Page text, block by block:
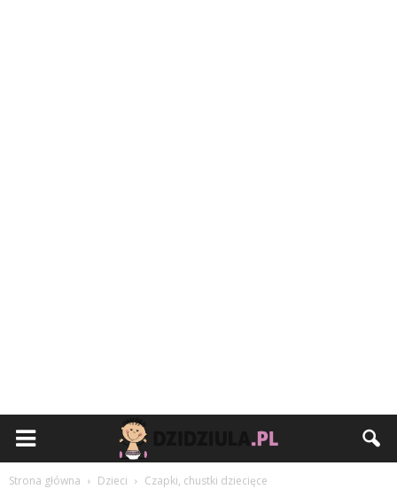
Strona główna Dzieci Czapki, chustki dziecięce